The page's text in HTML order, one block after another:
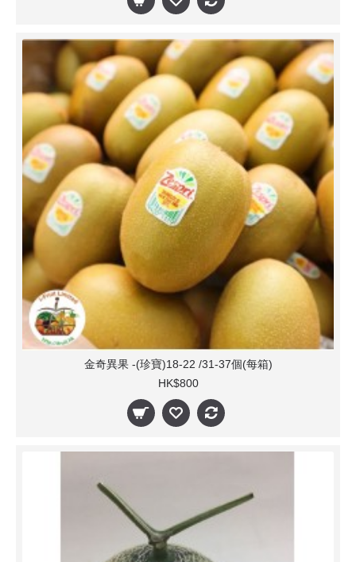
金奇異果 -(珍寶)18-22 /31-37個(每箱)
HK$800